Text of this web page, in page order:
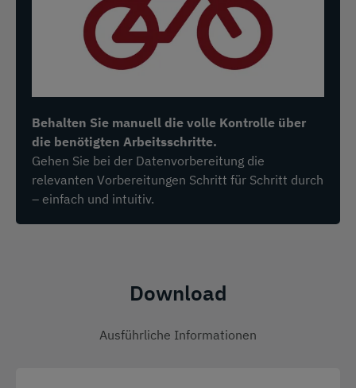
Behalten Sie manuell die volle Kontrolle über
die benötigten Arbeitsschritte.
Gehen Sie bei der Datenvorbereitung die
relevanten Vorbereitungen Schritt für Schritt durch
– einfach und intuitiv.
Download
Ausführliche Informationen